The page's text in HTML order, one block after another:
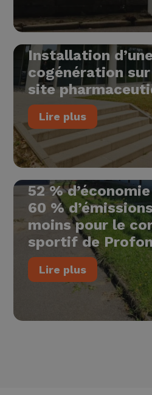
Installation d’une
cogénération
site
Lire plus
52 %
60 %
moins pour le
sportif de
Lire plus